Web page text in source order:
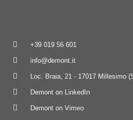
+39 019 56 601
info@demont.it
Loc. Braia, 21 - 17017 Millesimo
Demont on LinkedIn
Demont on Vimeo